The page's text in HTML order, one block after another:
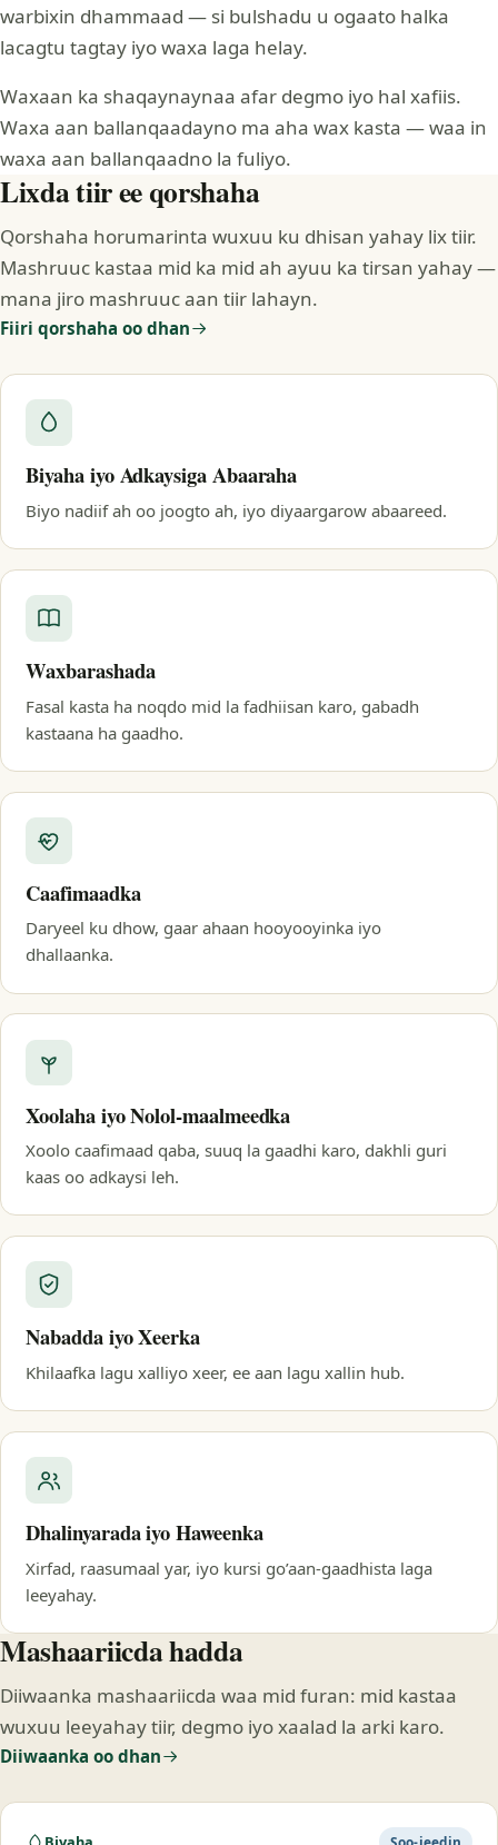
warbixin dhammaad — si bulshadu u ogaato halka
lacagtu tagtay iyo waxa laga helay.
Waxaan ka shaqaynaynaa afar degmo iyo hal xafiis.
Waxa aan ballanqaadayno ma aha wax kasta — waa in
waxa aan ballanqaadno la fuliyo.
Lixda tiir ee qorshaha
Qorshaha horumarinta wuxuu ku dhisan yahay lix tiir.
Mashruuc kastaa mid ka mid ah ayuu ka tirsan yahay —
mana jiro mashruuc aan tiir lahayn.
Fiiri qorshaha oo dhan
Biyaha iyo Adkaysiga Abaaraha
Biyo nadiif ah oo joogto ah, iyo diyaargarow abaareed.
Waxbarashada
Fasal kasta ha noqdo mid la fadhiisan karo, gabadh
kastaana ha gaadho.
Caafimaadka
Daryeel ku dhow, gaar ahaan hooyooyinka iyo
dhallaanka.
Xoolaha iyo Nolol-maalmeedka
Xoolo caafimaad qaba, suuq la gaadhi karo, dakhli guri
kaas oo adkaysi leh.
Nabadda iyo Xeerka
Khilaafka lagu xalliyo xeer, ee aan lagu xallin hub.
Dhalinyarada iyo Haweenka
Xirfad, raasumaal yar, iyo kursi go’aan-gaadhista laga
leeyahay.
Mashaariicda hadda
Diiwaanka mashaariicda waa mid furan: mid kastaa
wuxuu leeyahay tiir, degmo iyo xaalad la arki karo.
Diiwaanka oo dhan
Soo-jeedin